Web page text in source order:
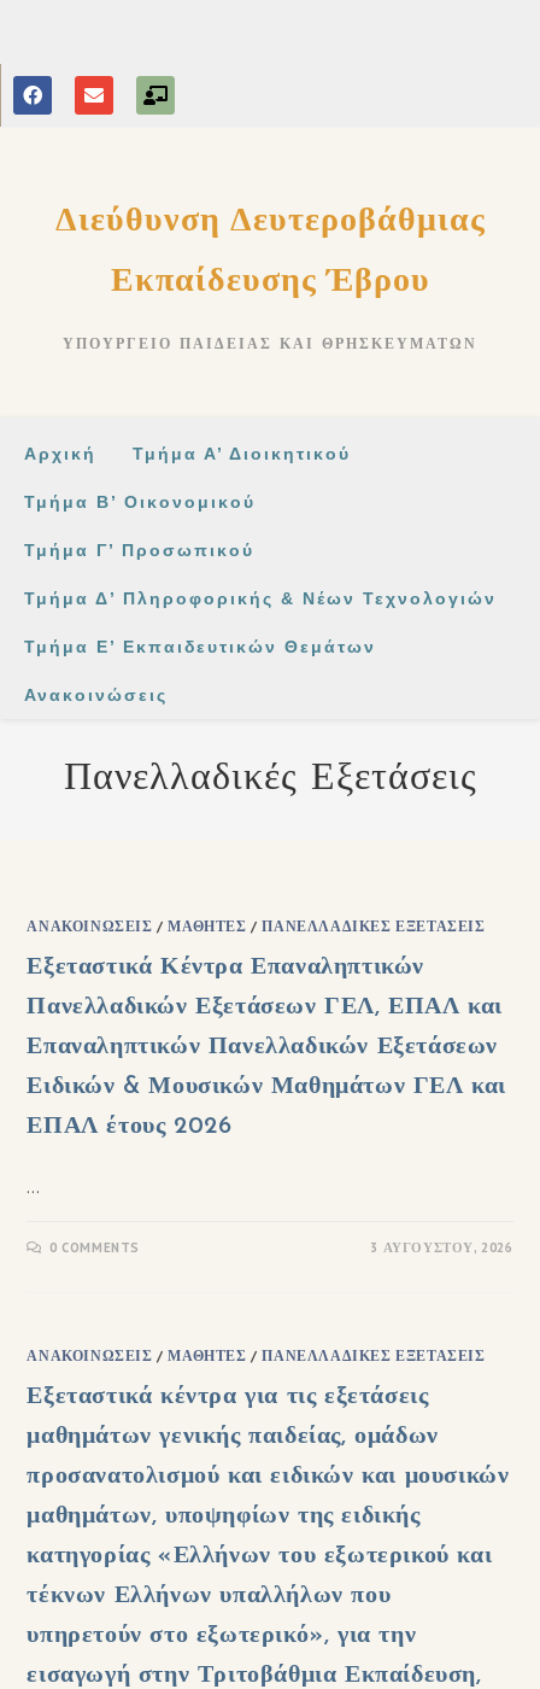
Διεύθυνση Δευτεροβάθμιας
Εκπαίδευσης Έβρου
ΥΠΟΥΡΓΕΊΟ ΠΑΙΔΕΊΑΣ ΚΑΙ ΘΡΗΣΚΕΥΜΆΤΩΝ
Αρχική Τμήμα Α’ Διοικητικού
Τμήμα Β’ Οικονομικού
Τμήμα Γ’ Προσωπικού
Τμήμα Δ’ Πληροφορικής & Νέων Τεχνολογιών
Τμήμα Ε’ Εκπαιδευτικών Θεμάτων
Ανακοινώσεις
Πανελλαδικές Εξετάσεις
ΑΝΑΚΟΙΝΏΣΕΙΣ /ΜΑΘΗΤΈΣ /ΠΑΝΕΛΛΑΔΙΚΈΣ ΕΞΕΤΆΣΕΙΣ
Εξεταστικά Κέντρα Επαναληπτικών
Πανελλαδικών Εξετάσεων ΓΕΛ, ΕΠΑΛ και
Επαναληπτικών Πανελλαδικών Εξετάσεων
Ειδικών & Μουσικών Μαθημάτων ΓΕΛ και
ΕΠΑΛ έτους 2026
…
0 COMMENTS 3 ΑΥΓΟΎΣΤΟΥ, 2026
ΑΝΑΚΟΙΝΏΣΕΙΣ /ΜΑΘΗΤΈΣ /ΠΑΝΕΛΛΑΔΙΚΈΣ ΕΞΕΤΆΣΕΙΣ
Εξεταστικά κέντρα για τις εξετάσεις
μαθημάτων γενικής παιδείας, ομάδων
προσανατολισμού και ειδικών και μουσικών
μαθημάτων, υποψηφίων της ειδικής
κατηγορίας «Ελλήνων του εξωτερικού και
τέκνων Ελλήνων υπαλλήλων που
υπηρετούν στο εξωτερικό», για την
εισαγωγή στην Τριτοβάθμια Εκπαίδευση,